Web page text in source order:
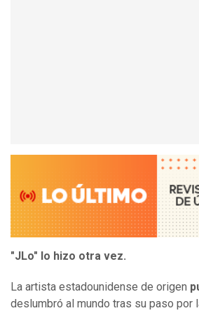
"JLo" lo hizo otra vez.
La artista estadounidense de origen
deslumbró al mundo tras su paso por